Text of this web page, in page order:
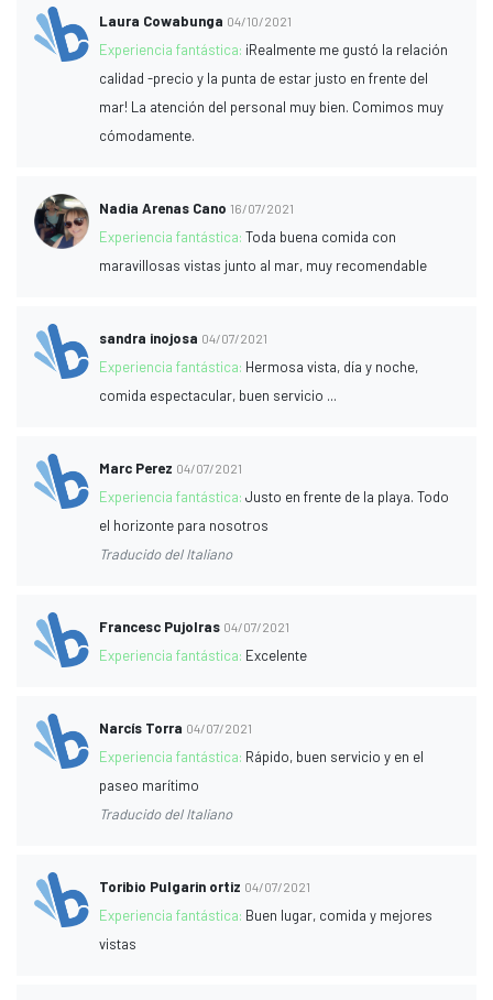
Laura Cowabunga 04/10/2021
Experiencia fantástica: ¡Realmente me gustó la relación
calidad -precio y la punta de estar justo en frente del
mar! La atención del personal muy bien. Comimos muy
cómodamente.
Nadia Arenas Cano 16/07/2021
Experiencia fantástica:Toda buena comida con
maravillosas vistas junto al mar, muy recomendable
sandra inojosa 04/07/2021
Experiencia fantástica: Hermosa vista, día y noche,
comida espectacular, buen servicio ...
Marc Perez 04/07/2021
Experiencia fantástica:Justo en frente de la playa. Todo
el horizonte para nosotros
Traducido del Italiano
Francesc Pujolras 04/07/2021
Experiencia fantástica: Excelente
Narcís Torra 04/07/2021
Experiencia fantástica: Rápido, buen servicio y en el
paseo marítimo
Traducido del Italiano
Toribio Pulgarin ortiz 04/07/2021
Experiencia fantástica: Buen lugar, comida y mejores
vistas